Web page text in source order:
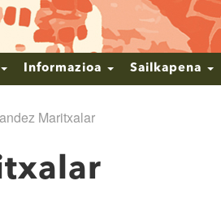
Informazioa Sailkapena
Maritxalar